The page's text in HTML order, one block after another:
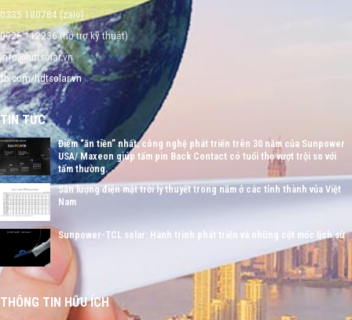
0335 180784 (zalo)
0926 112236 (hỗ trợ kỹ thuật)
info@hdtsolar.vn
fb.com/hdtsolar.vn
TIN TỨC
Điểm “ăn tiền” nhất, công nghệ phát triển trên 30 năm của Sunpower
USA/ Maxeon giúp tấm pin Back Contact có tuổi thọ vượt trội so với
tấm thường.
Sản lượng điện mặt trời lý thuyết trong năm ở các tỉnh thành vủa Việt
Nam
Sunpower-TCL solar: Hành trình phát triển và những cột mốc lịch sử
THÔNG TIN HỮU ÍCH